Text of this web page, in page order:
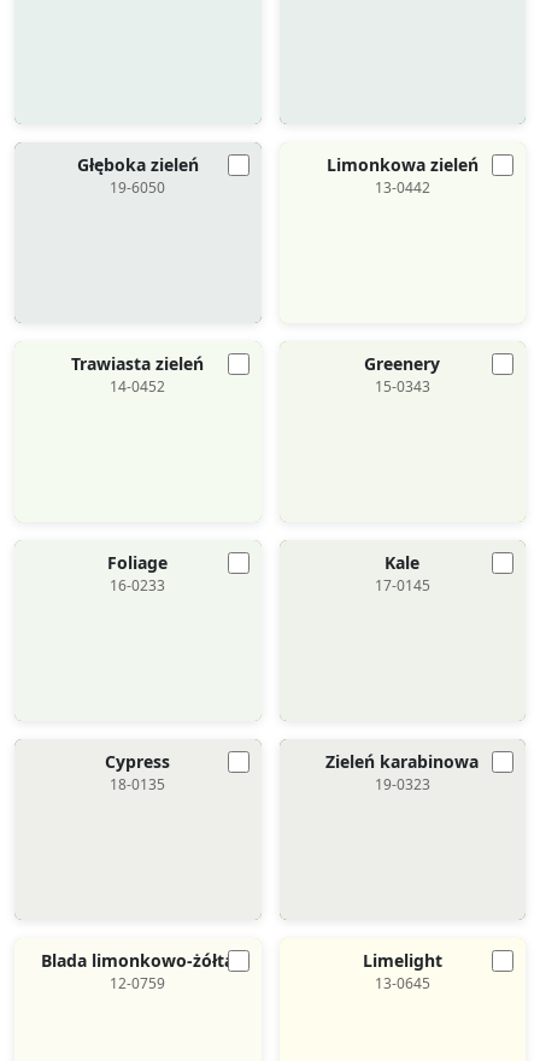
Głęboka zieleń
19-6050
Limonkowa zieleń
13-0442
Trawiasta zieleń
14-0452
Greenery
15-0343
Foliage
16-0233
Kale
17-0145
Cypress
18-0135
Zieleń karabinowa
19-0323
Blada limonkowo-żółta
12-0759
Limelight
13-0645